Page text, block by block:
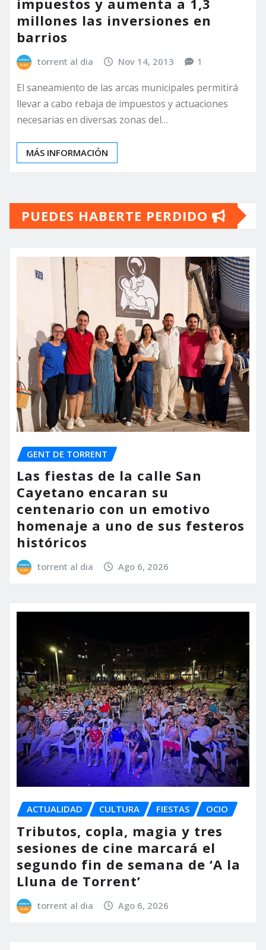
impuestos y aumenta a 1,3
millones las inversiones en
barrios
torrent al dia Nov 14, 2013 1
El saneamiento de las arcas municipales permitirá
llevar a cabo rebaja de impuestos y actuaciones
necesarias en diversas zonas del…
MÁS INFORMACIÓN
PUEDES HABERTE PERDIDO
GENT DE TORRENT
Las fiestas de la calle San
Cayetano encaran su
centenario con un emotivo
homenaje a uno de sus festeros
históricos
torrent al dia Ago 6, 2026
ACTUALIDAD CULTURA FIESTAS OCIO
Tributos, copla, magia y tres
sesiones de cine marcará el
segundo fin de semana de ‘A la
Lluna de Torrent’
torrent al dia Ago 6, 2026